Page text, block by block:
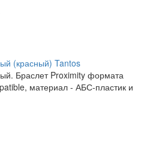
(красный) Tantos
Браслет Proximity формата
материал - АБС-пластик и